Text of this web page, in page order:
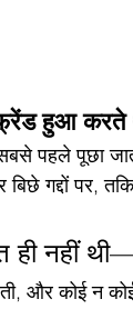
हुआ
पहले पूछा
गद्दों पर,
नहीं
और कोई न